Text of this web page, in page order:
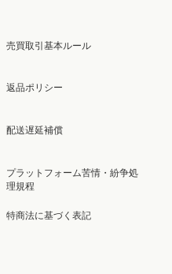
売買取引基本ルール
返品ポリシー
配送遅延補償
プラットフォーム苦情・紛争処
理規程
特商法に基づく表記